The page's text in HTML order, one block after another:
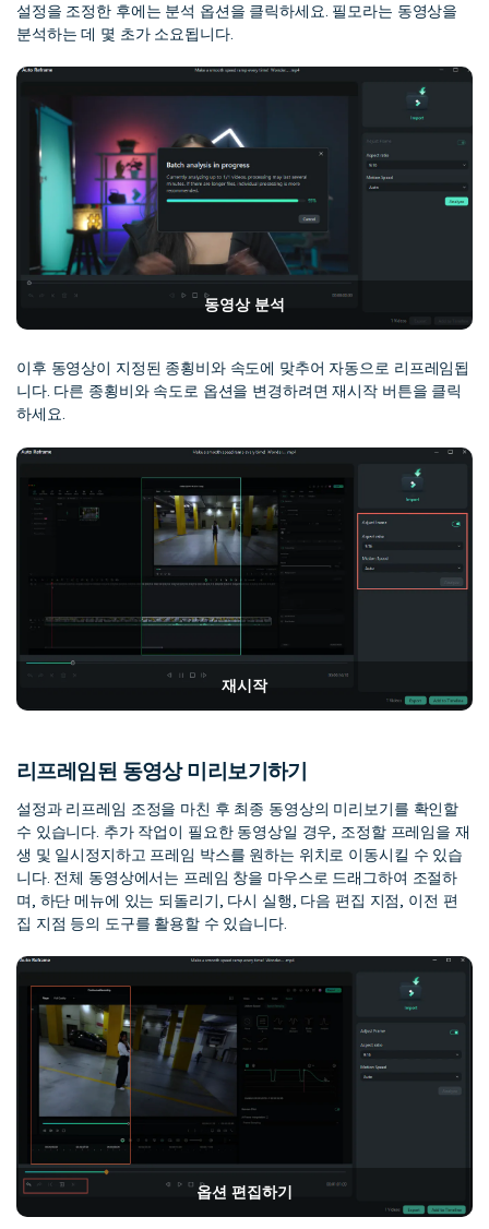
설정을 조정한 후에는 분석 옵션을 클릭하세요. 필모라는 동영상을
분석하는 데 몇 초가 소요됩니다.
동영상 분석
이후 동영상이 지정된 종횡비와 속도에 맞추어 자동으로 리프레임됩
니다. 다른 종횡비와 속도로 옵션을 변경하려면 재시작 버튼을 클릭
하세요.
재시작
리프레임된 동영상 미리보기하기
설정과 리프레임 조정을 마친 후 최종 동영상의 미리보기를 확인할
수 있습니다. 추가 작업이 필요한 동영상일 경우, 조정할 프레임을 재
생 및 일시정지하고 프레임 박스를 원하는 위치로 이동시킬 수 있습
니다. 전체 동영상에서는 프레임 창을 마우스로 드래그하여 조절하
며, 하단 메뉴에 있는 되돌리기, 다시 실행, 다음 편집 지점, 이전 편
집 지점 등의 도구를 활용할 수 있습니다.
옵션 편집하기